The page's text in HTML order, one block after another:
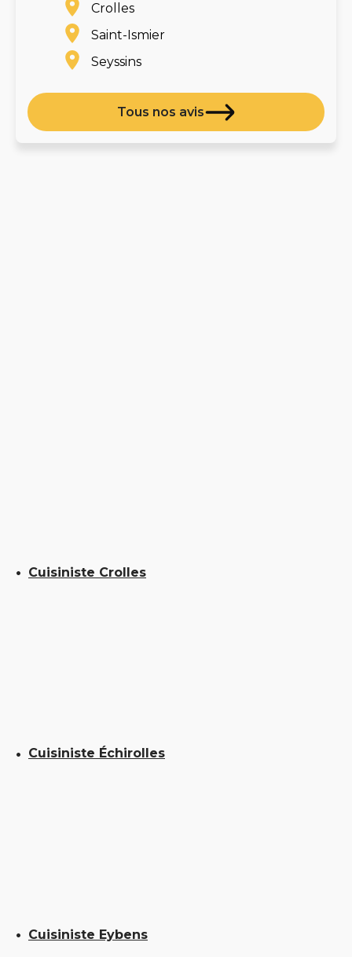
Crolles
Saint-Ismier
Seyssins
Tous nos avis
Cuisiniste Crolles
Cuisiniste Échirolles
Cuisiniste Eybens